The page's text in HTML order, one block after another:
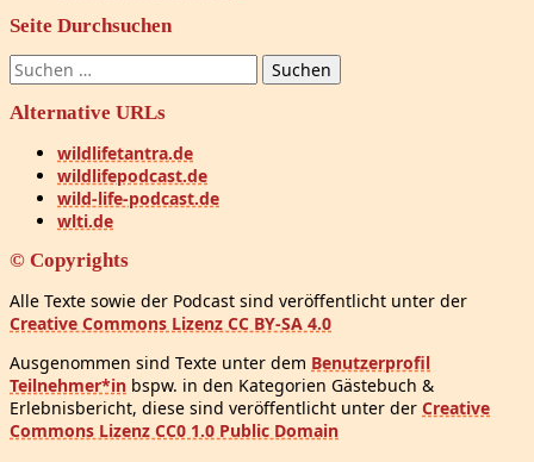
Seite Durchsuchen
Suchen
nach:
Alternative URLs
wildlifetantra.de
wildlifepodcast.de
wild-life-podcast.de
wlti.de
© Copyrights
Alle Texte sowie der Podcast sind veröffentlicht unter der
Creative Commons Lizenz CC BY-SA 4.0
Ausgenommen sind Texte unter dem Benutzerprofil
Teilnehmer*in bspw. in den Kategorien Gästebuch &
Erlebnisbericht, diese sind veröffentlicht unter der Creative
Commons Lizenz CC0 1.0 Public Domain